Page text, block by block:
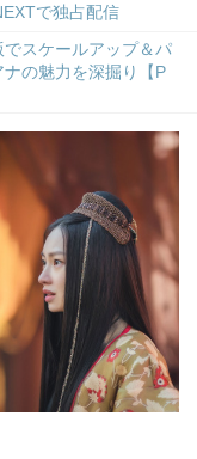
で独占配信
でスケールアップ＆パ
の魅力を深掘り【P